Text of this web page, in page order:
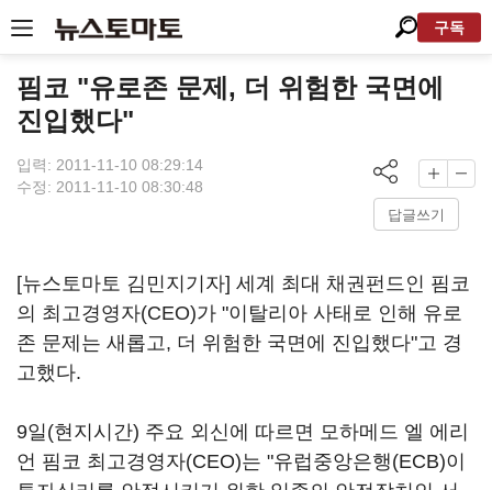
구독
핌코 "유로존 문제, 더 위험한 국면에
진입했다"
입력: 2011-11-10 08:29:14
수정: 2011-11-10 08:30:48
답글쓰기
[뉴스토마토 김민지기자] 세계 최대 채권펀드인 핌코
의 최고경영자(CEO)가 "이탈리아 사태로 인해 유로
존 문제는 새롭고, 더 위험한 국면에 진입했다"고 경
고했다.
9일(현지시간) 주요 외신에 따르면 모하메드 엘 에리
언 핌코 최고경영자(CEO)는 "유럽중앙은행(ECB)이